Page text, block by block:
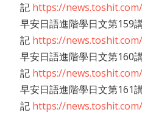
記 https://
早安日語進階學日文第159
記 https://
早安日語進階學日文第160
記 https://
早安日語進階學日文第161
記 https://